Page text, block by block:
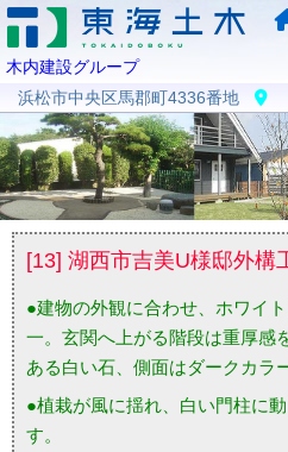
木内建設グループ
浜松市中央区馬郡町4336番地
[13] 湖西市吉美U様邸外構
●建物の外観に合わせ、ホワイ
一。玄関へ上がる階段は重厚感
ある白い石、側面はダークカラ
●植栽が風に揺れ、白い門柱に
す。